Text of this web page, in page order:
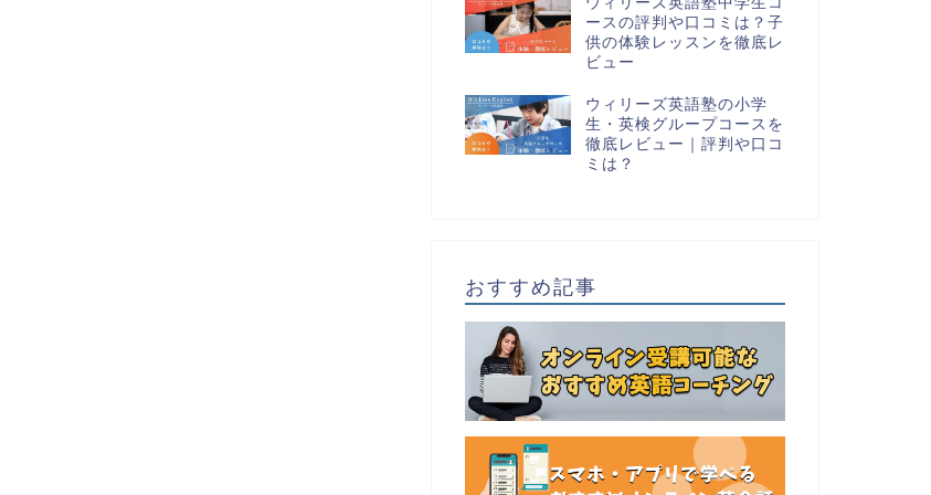
ースの評判や口コミは？子
供の体験レッスンを徹底レ
ビュー
ウィリーズ英語塾の小学
生・英検グループコースを
徹底レビュー｜評判や口コ
ミは？
おすすめ記事